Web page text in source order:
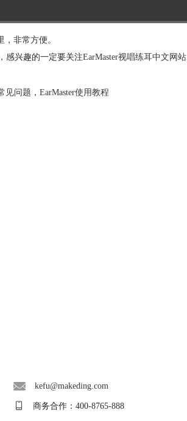
非常方便。
感兴趣的一定要关注EarMaster视唱练耳中文网站
见问题 ， EarMaster使用教程
kefu@makeding.com
商务合作：400-8765-888